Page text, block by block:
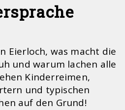
Eierloch, was macht die
und warum lachen alle
Kinderreimen,
und typischen
auf den Grund!